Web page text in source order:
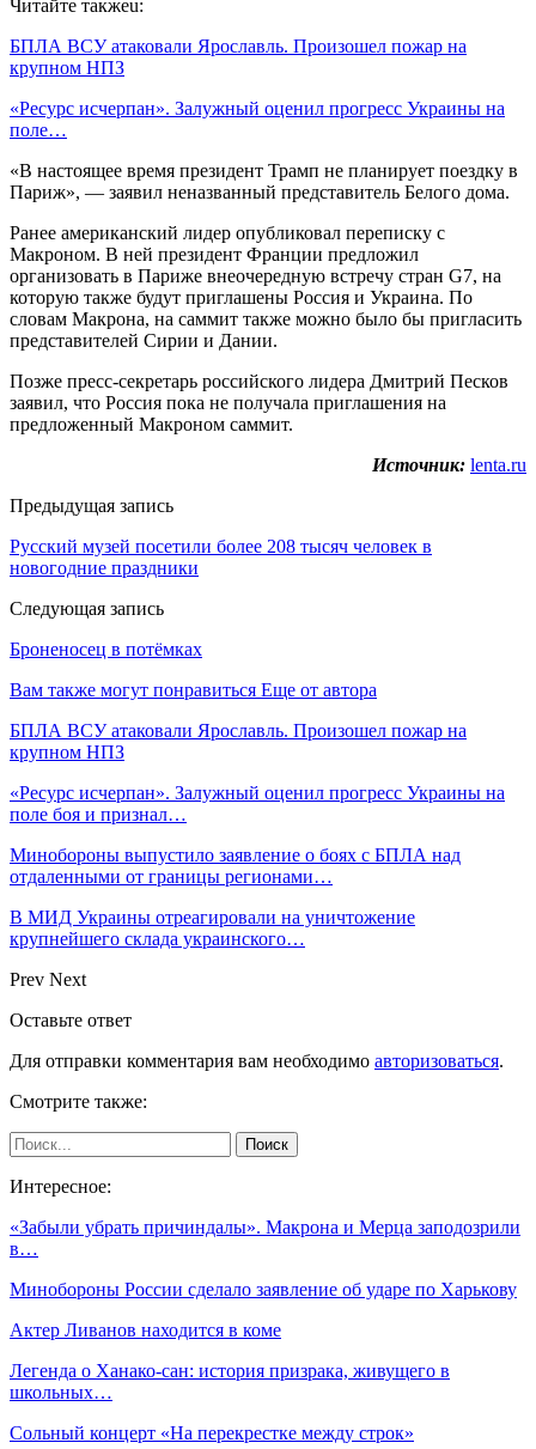
Читайте такжеu:
БПЛА ВСУ атаковали Ярославль. Произошел пожар на
крупном НПЗ
«Ресурс исчерпан». Залужный оценил прогресс Украины на
поле…
«В настоящее время президент Трамп не планирует поездку в
Париж», — заявил неназванный представитель Белого дома.
Ранее американский лидер опубликовал переписку с
Макроном. В ней президент Франции предложил
организовать в Париже внеочередную встречу стран G7, на
которую также будут приглашены Россия и Украина. По
словам Макрона, на саммит также можно было бы пригласить
представителей Сирии и Дании.
Позже пресс-секретарь российского лидера Дмитрий Песков
заявил, что Россия пока не получала приглашения на
предложенный Макроном саммит.
Источник: lenta.ru
Предыдущая запись
Русский музей посетили более 208 тысяч человек в
новогодние праздники
Следующая запись
Броненосец в потёмках
Вам также могут понравиться Еще от автора
БПЛА ВСУ атаковали Ярославль. Произошел пожар на
крупном НПЗ
«Ресурс исчерпан». Залужный оценил прогресс Украины на
поле боя и признал…
Минобороны выпустило заявление о боях с БПЛА над
отдаленными от границы регионами…
В МИД Украины отреагировали на уничтожение
крупнейшего склада украинского…
Prev Next
Оставьте ответ
Для отправки комментария вам необходимо авторизоваться.
Смотрите также:
Интересное:
«Забыли убрать причиндалы». Макрона и Мерца заподозрили
в…
Минобороны России сделало заявление об ударе по Харькову
Актер Ливанов находится в коме
Легенда о Ханако-сан: история призрака, живущего в
школьных…
Сольный концерт «На перекрестке между строк»